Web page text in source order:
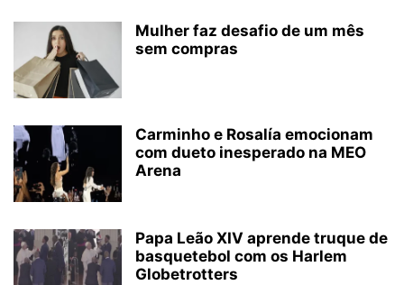
Mulher faz desafio de um mês
sem compras
Carminho e Rosalía emocionam
com dueto inesperado na MEO
Arena
Papa Leão XIV aprende truque de
basquetebol com os Harlem
Globetrotters